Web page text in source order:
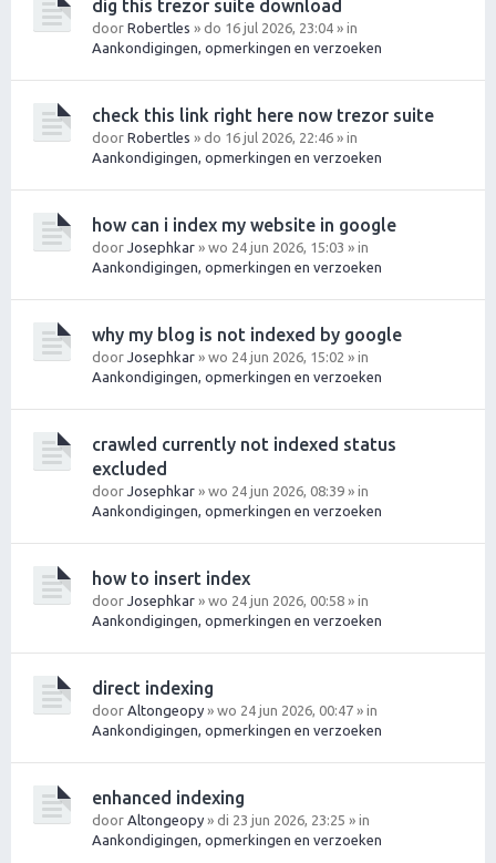
dig this trezor suite download
door Robertles » do 16 jul 2026, 23:04 » in
Aankondigingen, opmerkingen en verzoeken
check this link right here now trezor suite
door Robertles » do 16 jul 2026, 22:46 » in
Aankondigingen, opmerkingen en verzoeken
how can i index my website in google
door Josephkar » wo 24 jun 2026, 15:03 » in
Aankondigingen, opmerkingen en verzoeken
why my blog is not indexed by google
door Josephkar » wo 24 jun 2026, 15:02 » in
Aankondigingen, opmerkingen en verzoeken
crawled currently not indexed status
excluded
door Josephkar » wo 24 jun 2026, 08:39 » in
Aankondigingen, opmerkingen en verzoeken
how to insert index
door Josephkar » wo 24 jun 2026, 00:58 » in
Aankondigingen, opmerkingen en verzoeken
direct indexing
door Altongeopy » wo 24 jun 2026, 00:47 » in
Aankondigingen, opmerkingen en verzoeken
enhanced indexing
door Altongeopy » di 23 jun 2026, 23:25 » in
Aankondigingen, opmerkingen en verzoeken